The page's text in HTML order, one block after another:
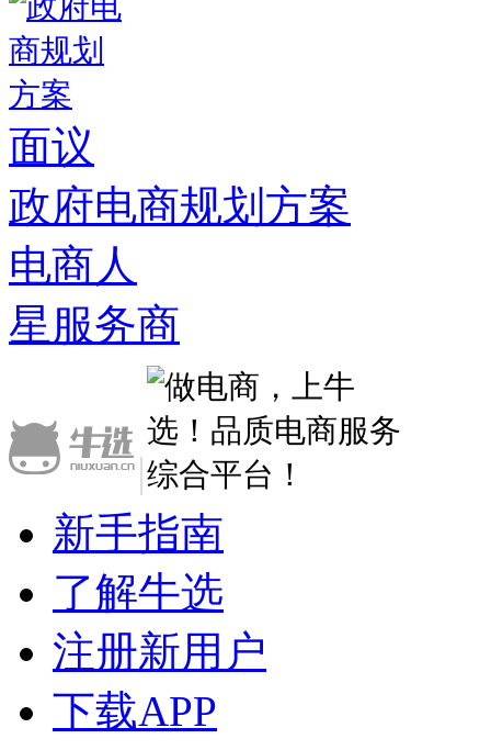
面议
政府电商规划方案
电商人
星服务商
|
新手指南
了解牛选
注册新用户
下载APP